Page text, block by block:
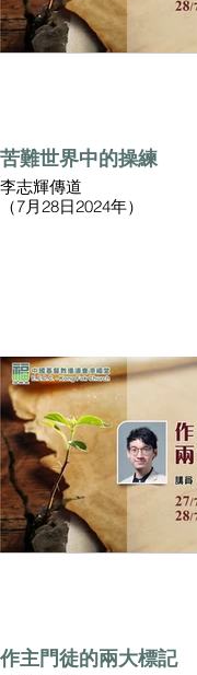
苦難世界中的操練
李志輝傳道
（7月28日2024年）
作主門徒的兩大標記